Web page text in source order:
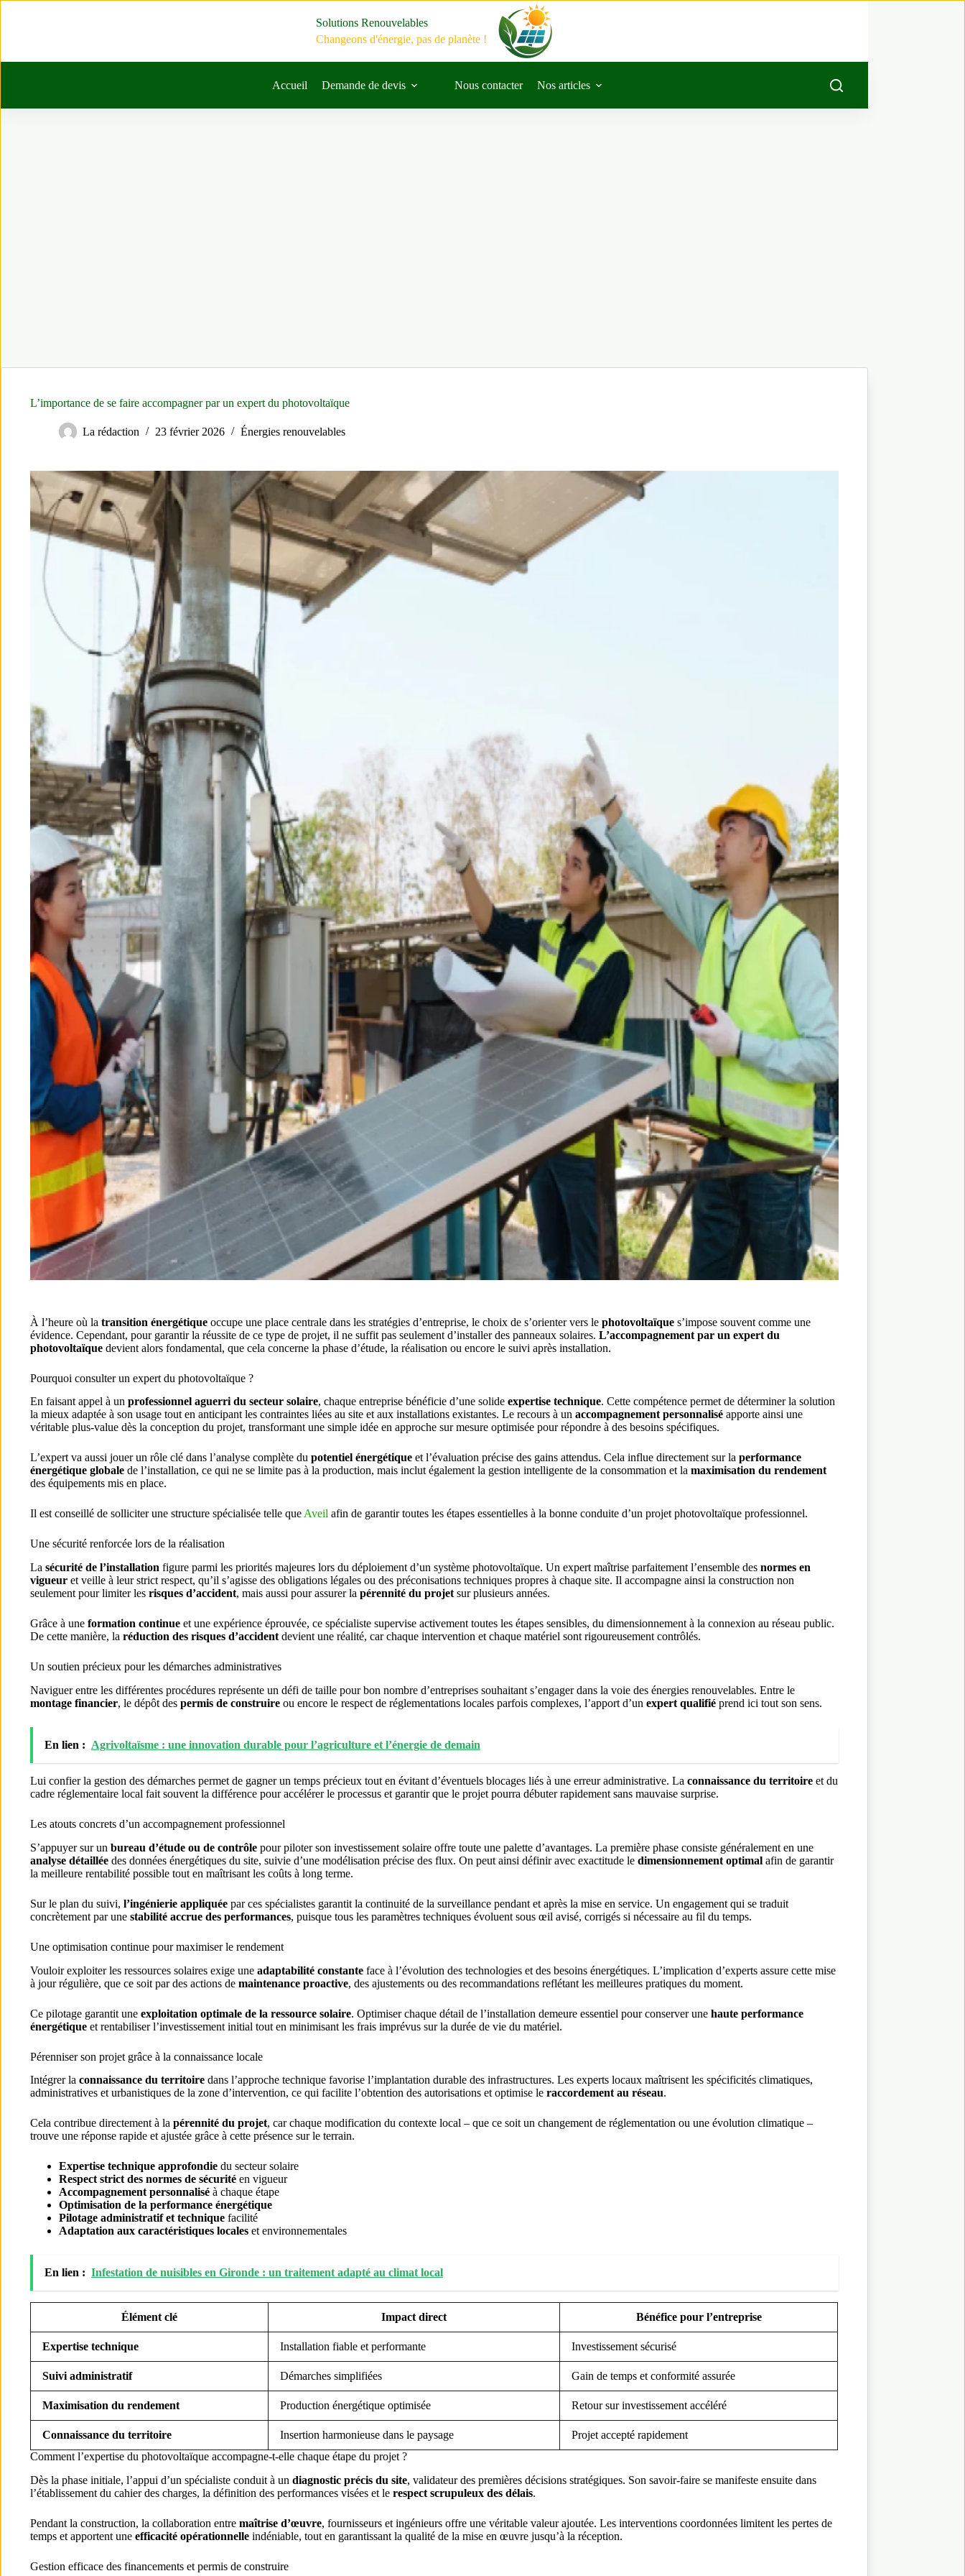
Solutions Renouvelables
Changeons d'énergie, pas de planète !
Accueil Demande de devis Nous contacter Nos articles
L’importance de se faire accompagner par un expert du photovoltaïque
La rédaction 23 février 2026 Énergies renouvelables
À l’heure où la transition énergétique occupe une place centrale dans les stratégies d’entreprise, le choix de s’orienter vers le photovoltaïque s’impose souvent comme une
évidence. Cependant, pour garantir la réussite de ce type de projet, il ne suffit pas seulement d’installer des panneaux solaires. L’accompagnement par un expert du
photovoltaïque devient alors fondamental, que cela concerne la phase d’étude, la réalisation ou encore le suivi après installation.
Pourquoi consulter un expert du photovoltaïque ?
En faisant appel à un professionnel aguerri du secteur solaire, chaque entreprise bénéficie d’une solide expertise technique. Cette compétence permet de déterminer la solution
la mieux adaptée à son usage tout en anticipant les contraintes liées au site et aux installations existantes. Le recours à un accompagnement personnalisé apporte ainsi une
véritable plus-value dès la conception du projet, transformant une simple idée en approche sur mesure optimisée pour répondre à des besoins spécifiques.
L’expert va aussi jouer un rôle clé dans l’analyse complète du potentiel énergétique et l’évaluation précise des gains attendus. Cela influe directement sur la performance
énergétique globale de l’installation, ce qui ne se limite pas à la production, mais inclut également la gestion intelligente de la consommation et la maximisation du rendement
des équipements mis en place.
Il est conseillé de solliciter une structure spécialisée telle que Aveil afin de garantir toutes les étapes essentielles à la bonne conduite d’un projet photovoltaïque professionnel.
Une sécurité renforcée lors de la réalisation
La sécurité de l’installation figure parmi les priorités majeures lors du déploiement d’un système photovoltaïque. Un expert maîtrise parfaitement l’ensemble des normes en
vigueur et veille à leur strict respect, qu’il s’agisse des obligations légales ou des préconisations techniques propres à chaque site. Il accompagne ainsi la construction non
seulement pour limiter les risques d’accident, mais aussi pour assurer la pérennité du projet sur plusieurs années.
Grâce à une formation continue et une expérience éprouvée, ce spécialiste supervise activement toutes les étapes sensibles, du dimensionnement à la connexion au réseau public.
De cette manière, la réduction des risques d’accident devient une réalité, car chaque intervention et chaque matériel sont rigoureusement contrôlés.
Un soutien précieux pour les démarches administratives
Naviguer entre les différentes procédures représente un défi de taille pour bon nombre d’entreprises souhaitant s’engager dans la voie des énergies renouvelables. Entre le
montage financier, le dépôt des permis de construire ou encore le respect de réglementations locales parfois complexes, l’apport d’un expert qualifié prend ici tout son sens.
En lien : Agrivoltaïsme : une innovation durable pour l’agriculture et l’énergie de demain
Lui confier la gestion des démarches permet de gagner un temps précieux tout en évitant d’éventuels blocages liés à une erreur administrative. La connaissance du territoire et du
cadre réglementaire local fait souvent la différence pour accélérer le processus et garantir que le projet pourra débuter rapidement sans mauvaise surprise.
Les atouts concrets d’un accompagnement professionnel
S’appuyer sur un bureau d’étude ou de contrôle pour piloter son investissement solaire offre toute une palette d’avantages. La première phase consiste généralement en une
analyse détaillée des données énergétiques du site, suivie d’une modélisation précise des flux. On peut ainsi définir avec exactitude le dimensionnement optimal afin de garantir
la meilleure rentabilité possible tout en maîtrisant les coûts à long terme.
Sur le plan du suivi, l’ingénierie appliquée par ces spécialistes garantit la continuité de la surveillance pendant et après la mise en service. Un engagement qui se traduit
concrètement par une stabilité accrue des performances, puisque tous les paramètres techniques évoluent sous œil avisé, corrigés si nécessaire au fil du temps.
Une optimisation continue pour maximiser le rendement
Vouloir exploiter les ressources solaires exige une adaptabilité constante face à l’évolution des technologies et des besoins énergétiques. L’implication d’experts assure cette mise
à jour régulière, que ce soit par des actions de maintenance proactive, des ajustements ou des recommandations reflétant les meilleures pratiques du moment.
Ce pilotage garantit une exploitation optimale de la ressource solaire. Optimiser chaque détail de l’installation demeure essentiel pour conserver une haute performance
énergétique et rentabiliser l’investissement initial tout en minimisant les frais imprévus sur la durée de vie du matériel.
Pérenniser son projet grâce à la connaissance locale
Intégrer la connaissance du territoire dans l’approche technique favorise l’implantation durable des infrastructures. Les experts locaux maîtrisent les spécificités climatiques,
administratives et urbanistiques de la zone d’intervention, ce qui facilite l’obtention des autorisations et optimise le raccordement au réseau.
Cela contribue directement à la pérennité du projet, car chaque modification du contexte local – que ce soit un changement de réglementation ou une évolution climatique –
trouve une réponse rapide et ajustée grâce à cette présence sur le terrain.
Expertise technique approfondie du secteur solaire
Respect strict des normes de sécurité en vigueur
Accompagnement personnalisé à chaque étape
Optimisation de la performance énergétique
Pilotage administratif et technique facilité
Adaptation aux caractéristiques locales et environnementales
En lien : Infestation de nuisibles en Gironde : un traitement adapté au climat local
Élément clé Impact direct Bénéfice pour l’entreprise
Expertise technique Installation fiable et performante Investissement sécurisé
Suivi administratif Démarches simplifiées Gain de temps et conformité assurée
Maximisation du rendement Production énergétique optimisée Retour sur investissement accéléré
Connaissance du territoire Insertion harmonieuse dans le paysage
Projet accepté rapidement
Comment l’expertise du photovoltaïque accompagne-t-elle chaque étape du projet ?
Dès la phase initiale, l’appui d’un spécialiste conduit à un diagnostic précis du site, validateur des premières décisions stratégiques. Son savoir-faire se manifeste ensuite dans
l’établissement du cahier des charges, la définition des performances visées et le respect scrupuleux des délais.
Pendant la construction, la collaboration entre maîtrise d’œuvre, fournisseurs et ingénieurs offre une véritable valeur ajoutée. Les interventions coordonnées limitent les pertes de
temps et apportent une efficacité opérationnelle indéniable, tout en garantissant la qualité de la mise en œuvre jusqu’à la réception.
Gestion efficace des financements et permis de construire